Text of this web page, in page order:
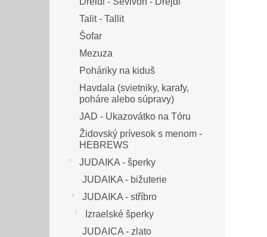
Talit - Tallit
Šofar
Mezuza
Poháriky na kiduš
Havdala (svietniky, karafy,
poháre alebo súpravy)
JAD - Ukazovátko na Tóru
Židovský prívesok s menom -
HEBREWS
JUDAIKA - šperky
JUDAIKA - bižuterie
JUDAIKA - stříbro
Izraelské šperky
JUDAICA - zlato